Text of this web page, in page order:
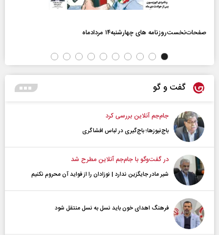
صفحات‌نخست‌روزنامه ها‌ی چهارشنبه‌۱۴ مردادماه
گفت و گو
جام‌جم آنلاین بررسی کرد
باج‌نیوزها؛ باج‌گیری در لباس افشاگری
در گفت‌و‌گو با جام‌جم آنلاین مطرح شد
شیر مادر جایگزین ندارد | نوزادان را از فواید آن محروم نکنیم
فرهنگ اهدای خون باید نسل به نسل منتقل شود